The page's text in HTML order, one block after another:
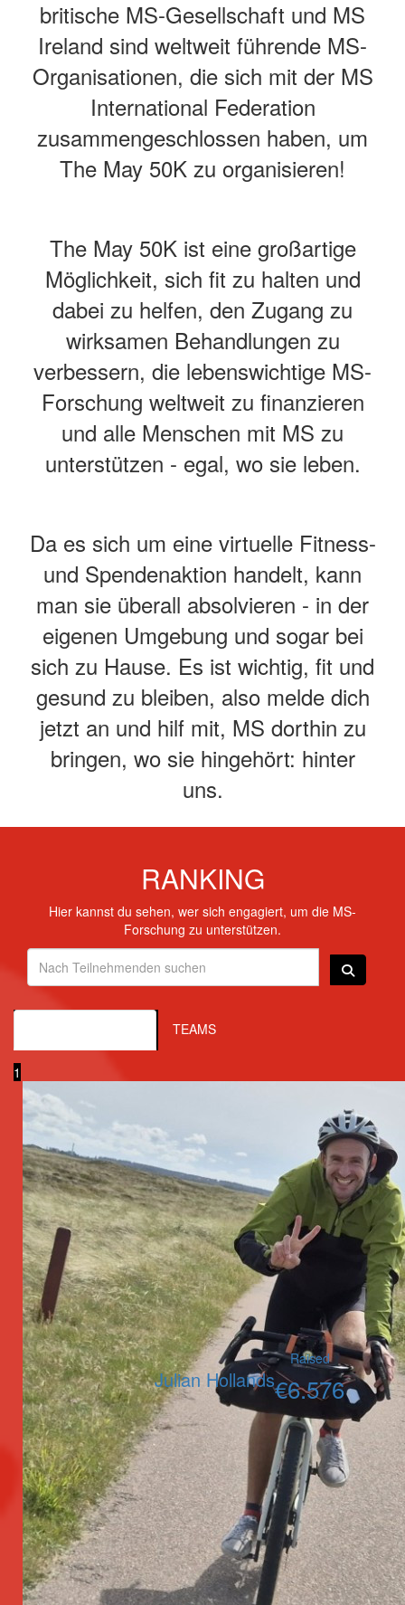
britische MS-Gesellschaft und MS
Ireland sind weltweit führende MS-
Organisationen, die sich mit der MS
International Federation
zusammengeschlossen haben, um
The May 50K zu organisieren!
The May 50K ist eine großartige
Möglichkeit, sich fit zu halten und
dabei zu helfen, den Zugang zu
wirksamen Behandlungen zu
verbessern, die lebenswichtige MS-
Forschung weltweit zu finanzieren
und alle Menschen mit MS zu
unterstützen - egal, wo sie leben.
Da es sich um eine virtuelle Fitness-
und Spendenaktion handelt, kann
man sie überall absolvieren - in der
eigenen Umgebung und sogar bei
sich zu Hause. Es ist wichtig, fit und
gesund zu bleiben, also melde dich
jetzt an und hilf mit, MS dorthin zu
bringen, wo sie hingehört: hinter
uns.
RANKING
Hier kannst du sehen, wer sich engagiert, um die MS-
Forschung zu unterstützen.
TEAMS
1
Julian Hollands
Raised
€6.576